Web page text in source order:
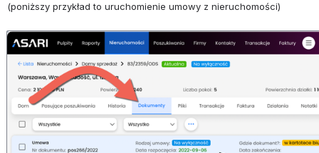
(poniższy przykład to uruchomienie umowy z nieruchomości)
Otwórz